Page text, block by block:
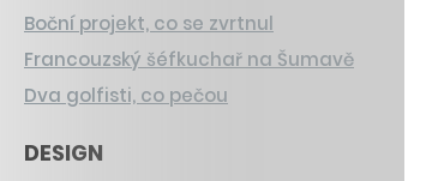
Boční projekt, co se zvrtnul
Francouzský šéfkuchař na Šumavě
Dva golfisti, co pečou
DESIGN